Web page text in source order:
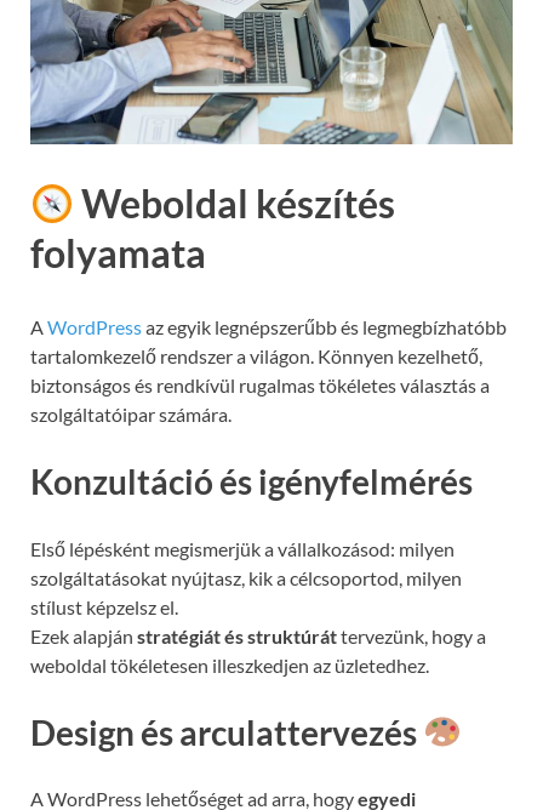
Weboldal készítés
folyamata
AWordPressaz egyik legnépszerűbb és legmegbízhatóbb
tartalomkezelő rendszer a világon. Könnyen kezelhető,
biztonságos és rendkívül rugalmas tökéletes választás a
szolgáltatóipar számára.
Konzultáció és igényfelmérés
Első lépésként megismerjük a vállalkozásod: milyen
szolgáltatásokat nyújtasz, kik a célcsoportod, milyen
stílust képzelsz el.
Ezek alapján stratégiát és struktúráttervezünk, hogy a
weboldal tökéletesen illeszkedjen az üzletedhez.
Design és arculattervezés
A WordPress lehetőséget ad arra, hogyegyedi